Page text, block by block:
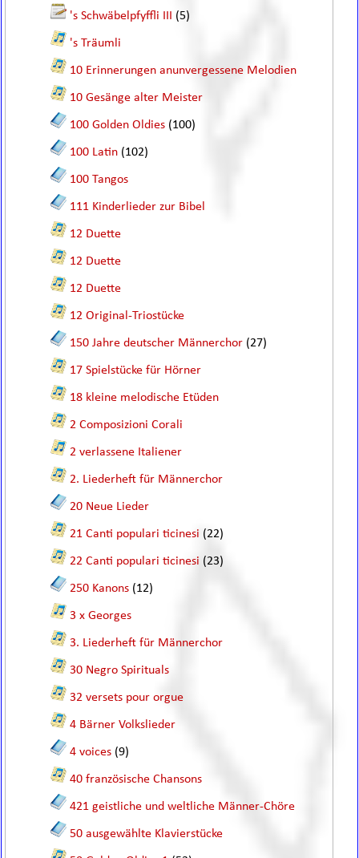
's Schwäbelpfyffli III (5)
's Träumli
10 Erinnerungen anunvergessene Melodien
10 Gesänge alter Meister
100 Golden Oldies (100)
100 Latin (102)
100 Tangos
111 Kinderlieder zur Bibel
12 Duette
12 Duette
12 Duette
12 Original-Triostücke
150 Jahre deutscher Männerchor (27)
17 Spielstücke für Hörner
18 kleine melodische Etüden
2 Composizioni Corali
2 verlassene Italiener
2. Liederheft für Männerchor
20 Neue Lieder
21 Canti populari ticinesi (22)
22 Canti populari ticinesi (23)
250 Kanons (12)
3 x Georges
3. Liederheft für Männerchor
30 Negro Spirituals
32 versets pour orgue
4 Bärner Volkslieder
4 voices (9)
40 französische Chansons
421 geistliche und weltliche Männer-Chöre
50 ausgewählte Klavierstücke